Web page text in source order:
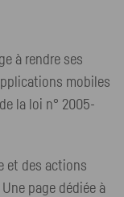
à rendre ses
mobiles
la loi n° 2005-
et des actions
page dédiée à